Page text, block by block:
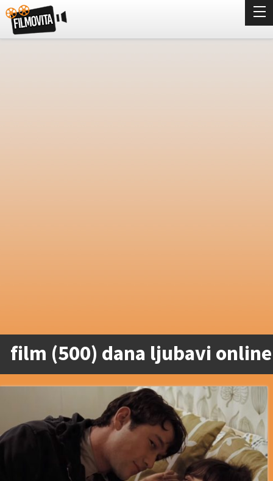
film (500) dana ljubavi online